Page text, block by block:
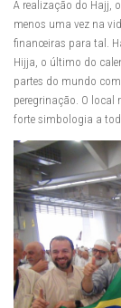
A realização do Hajj,
menos uma vez na
financeiras para tal.
Hijja, o último do
partes do mundo
peregrinação. O local
forte simbologia a